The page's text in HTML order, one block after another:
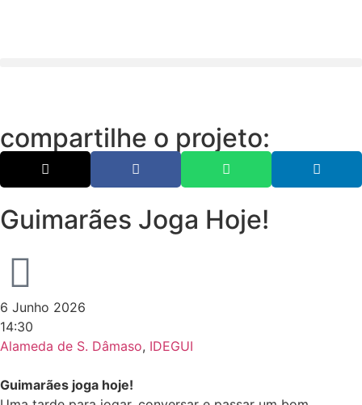
compartilhe o projeto:
Guimarães Joga Hoje!
6 Junho 2026
14:30
Alameda de S. Dâmaso, IDEGUI
Guimarães joga hoje!